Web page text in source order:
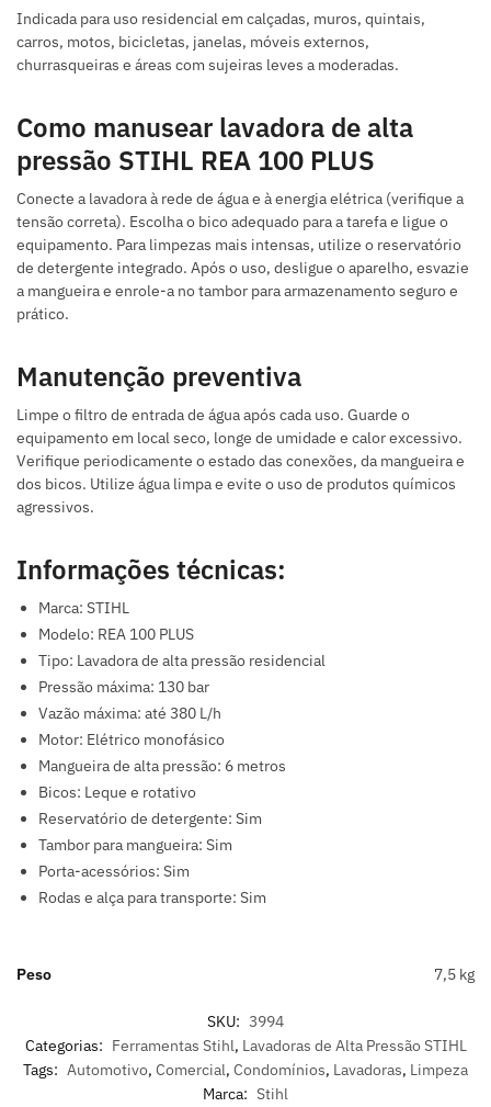
Indicada para uso residencial em calçadas, muros, quintais,
carros, motos, bicicletas, janelas, móveis externos,
churrasqueiras e áreas com sujeiras leves a moderadas.
Como manusear lavadora de alta
pressão STIHL REA 100 PLUS
Conecte a lavadora à rede de água e à energia elétrica (verifique a
tensão correta). Escolha o bico adequado para a tarefa e ligue o
equipamento. Para limpezas mais intensas, utilize o reservatório
de detergente integrado. Após o uso, desligue o aparelho, esvazie
a mangueira e enrole-a no tambor para armazenamento seguro e
prático.
Manutenção preventiva
Limpe o filtro de entrada de água após cada uso. Guarde o
equipamento em local seco, longe de umidade e calor excessivo.
Verifique periodicamente o estado das conexões, da mangueira e
dos bicos. Utilize água limpa e evite o uso de produtos químicos
agressivos.
Informações técnicas:
Marca: STIHL
Modelo: REA 100 PLUS
Tipo: Lavadora de alta pressão residencial
Pressão máxima: 130 bar
Vazão máxima: até 380 L/h
Motor: Elétrico monofásico
Mangueira de alta pressão: 6 metros
Bicos: Leque e rotativo
Reservatório de detergente: Sim
Tambor para mangueira: Sim
Porta-acessórios: Sim
Rodas e alça para transporte: Sim
Peso 7,5 kg
SKU: 3994
Categorias: Ferramentas Stihl, Lavadoras de Alta Pressão STIHL
Tags: Automotivo, Comercial, Condomínios, Lavadoras, Limpeza
Marca: Stihl